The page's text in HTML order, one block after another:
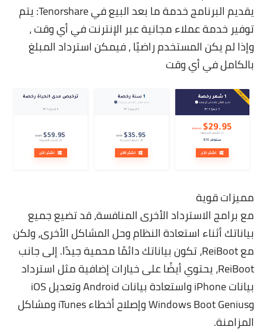
يقديم البرنامج خدمة ما بعد البيع في Tenorshare: يتم
توفير خدمة عملاء مجانية عبر الإنترنت في أي وقت ،
وإذا لم يكن المستخدم راضيًا ، فيمكن استرداد المبلغ
بالكامل في أي وقت
مميزات قوية
مع برامج الاسترداد الأخرى المنافسة، قد تضيع جميع
بياناتك أثناء استعادة النظام وحل المشاكل الأخرى، ولكن
مع ReiBoot، تكون بياناتك دائمًا محمية جيدًا. إلى جانب
ReiBoot، يحتوي أيضًا على خيارات إضافية مثل استرداد
بيانات iPhone واستعادة بيانات Android وتعديل iOS
وWindows Boot Genius وإصلاح أخطاء iTunes ومشاكل
المزامنة.